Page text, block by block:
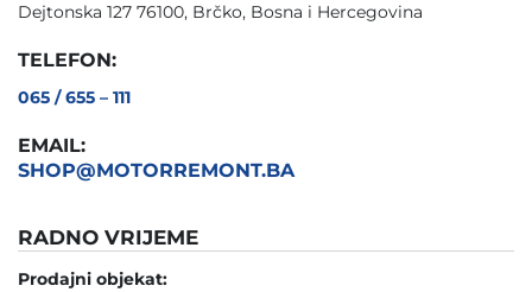
Dejtonska 127 76100, Brčko, Bosna i Hercegovina
TELEFON:
065 / 655 – 111
EMAIL:
SHOP@MOTORREMONT.BA
RADNO VRIJEME
Prodajni objekat: